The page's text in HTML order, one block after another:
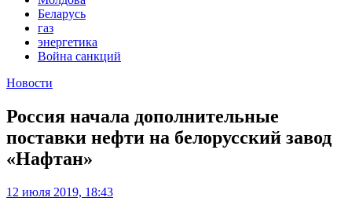
Беларусь
газ
энергетика
Война санкций
Новости
Россия начала дополнительные
поставки нефти на белорусский завод
«Нафтан»
12 июля 2019, 18:43